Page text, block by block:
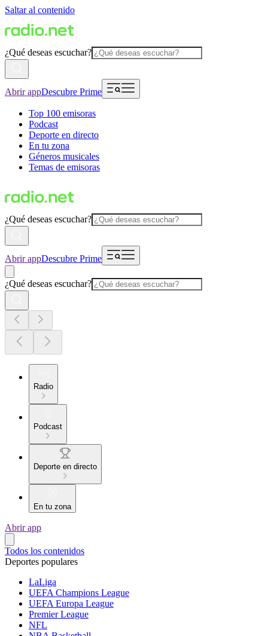
Saltar al contenido
¿Qué deseas escuchar?
Abrir appDescubre Prime
Top 100 emisoras
Podcast
Deporte en directo
En tu zona
Géneros musicales
Temas de emisoras
¿Qué deseas escuchar?
Abrir appDescubre Prime
¿Qué deseas escuchar?
Radio
Podcast
Deporte en directo
En tu zona
Abrir app
Todos los contenidos
Deportes populares
LaLiga
UEFA Champions League
UEFA Europa League
Premier League
NFL